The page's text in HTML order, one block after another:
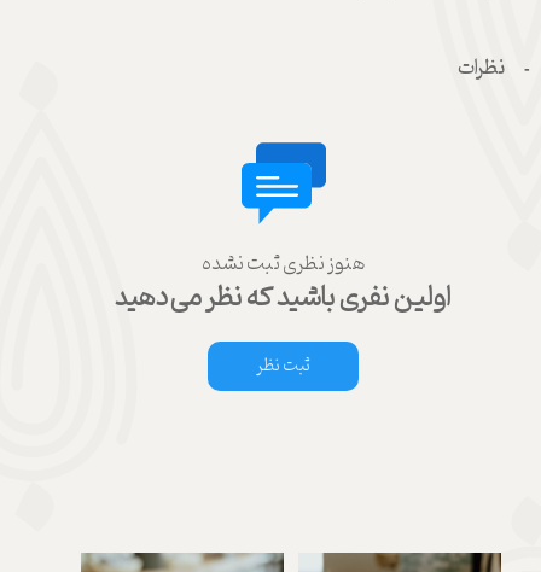
نظرات
هنوز نظری ثبت نشده
اولین نفری باشید که نظر می‌دهید
ثبت نظر